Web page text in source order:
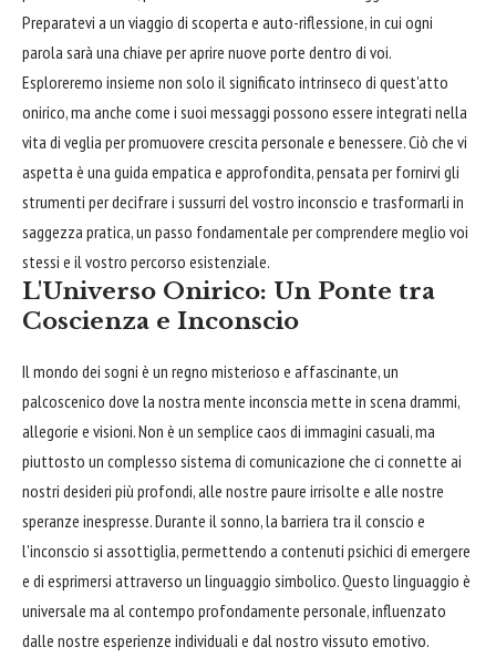
Preparatevi a un viaggio di scoperta e auto-riflessione, in cui ogni
parola sarà una chiave per aprire nuove porte dentro di voi.
Esploreremo insieme non solo il significato intrinseco di quest'atto
onirico, ma anche come i suoi messaggi possono essere integrati nella
vita di veglia per promuovere crescita personale e benessere. Ciò che vi
aspetta è una guida empatica e approfondita, pensata per fornirvi gli
strumenti per decifrare i sussurri del vostro inconscio e trasformarli in
saggezza pratica, un passo fondamentale per comprendere meglio voi
stessi e il vostro percorso esistenziale.
L'Universo Onirico: Un Ponte tra
Coscienza e Inconscio
Il mondo dei sogni è un regno misterioso e affascinante, un
palcoscenico dove la nostra mente inconscia mette in scena drammi,
allegorie e visioni. Non è un semplice caos di immagini casuali, ma
piuttosto un complesso sistema di comunicazione che ci connette ai
nostri desideri più profondi, alle nostre paure irrisolte e alle nostre
speranze inespresse. Durante il sonno, la barriera tra il conscio e
l'inconscio si assottiglia, permettendo a contenuti psichici di emergere
e di esprimersi attraverso un linguaggio simbolico. Questo linguaggio è
universale ma al contempo profondamente personale, influenzato
dalle nostre esperienze individuali e dal nostro vissuto emotivo.